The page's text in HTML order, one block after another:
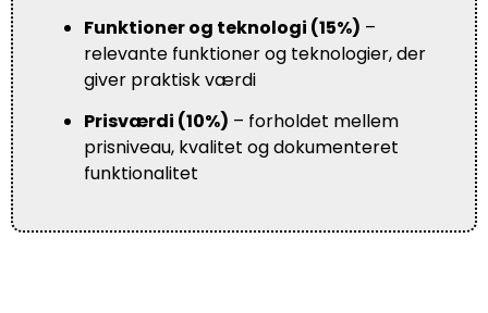
Funktioner og teknologi (15%) –
relevante funktioner og teknologier, der
giver praktisk værdi
Prisværdi (10%) – forholdet mellem
prisniveau, kvalitet og dokumenteret
funktionalitet